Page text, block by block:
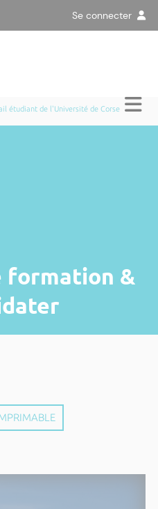
Se connecter
étudiant de l'Université de Corse
formation &